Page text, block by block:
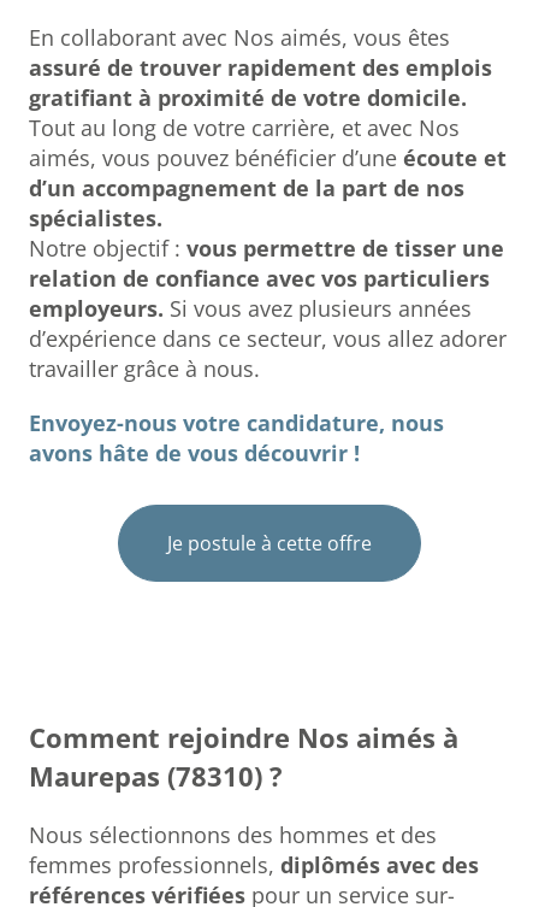
En collaborant avec Nos aimés, vous êtes
assuré de trouver rapidement des emplois
gratifiant à proximité de votre domicile.
Tout au long de votre carrière, et avec Nos
aimés, vous pouvez bénéficier d’une écoute et
d’un accompagnement de la part de nos
spécialistes.
Notre objectif : vous permettre de tisser une
relation de confiance avec vos particuliers
employeurs. Si vous avez plusieurs années
d’expérience dans ce secteur, vous allez adorer
travailler grâce à nous.
Envoyez-nous votre candidature, nous
avons hâte de vous découvrir !
Je postule à cette offre
Comment rejoindre Nos aimés à
Maurepas (78310) ?
Nous sélectionnons des hommes et des
femmes professionnels, diplômés avec des
références vérifiéespour un service sur-